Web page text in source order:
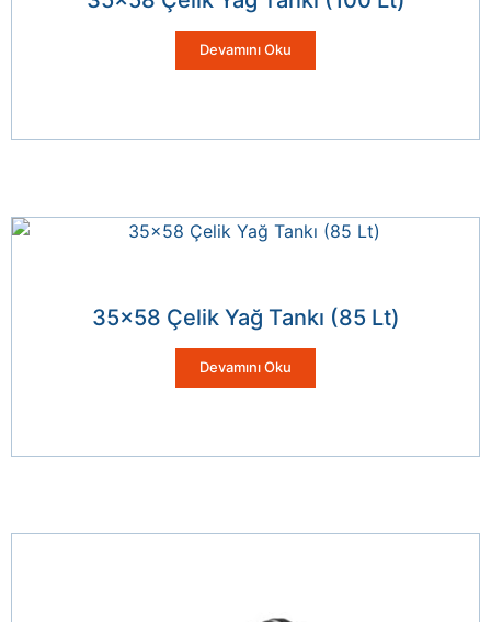
Devamını Oku
35×58 Çelik Yağ Tankı (85 Lt)
Devamını Oku